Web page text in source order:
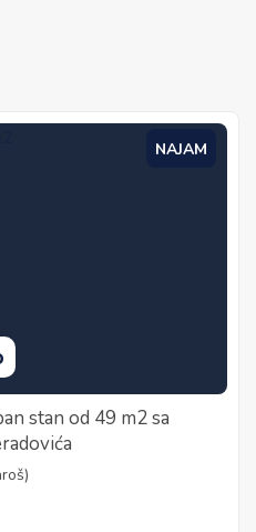
NAJAM
stan od 49 m2 sa